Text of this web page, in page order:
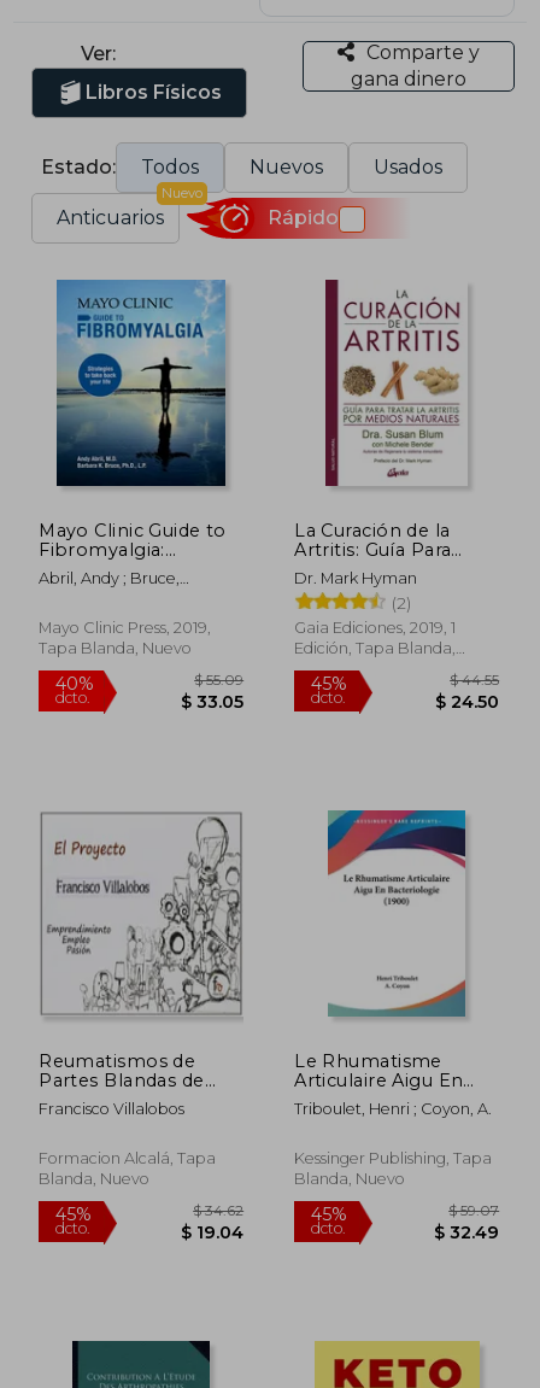
Ver:
Libros Físicos
Comparte y
gana dinero
Estado: Todos Nuevos Usados
Anticuarios
Nuevo
Rápido
Mayo Clinic Guide to
Fibromyalgia:
Strategies to Take
Back Your Life (en
Abril, Andy ; Bruce,
Mayo Clinic Press, 2019,
Tapa Blanda, Nuevo
40%
dcto.
$ 55.09
$ 33.05
La Curación de la
Artritis: Guía Para
Tratar la Artritis por
Medios Naturales
Dr. Mark Hyman
(2)
Gaia Ediciones, 2019, 1
Edición, Tapa Blanda,
Nuevo
45%
dcto.
Reumatismos de
Partes Blandas de
Rodilla
Francisco Villalobos
Formacion Alcalá, Tapa
Blanda, Nuevo
Le Rhumatisme
Articulaire Aigu En
Bacteriologie (1900)
(en Francés)
Triboulet, Henri ; Coyon, A.
Kessinger Publishing, Tapa
Blanda, Nuevo